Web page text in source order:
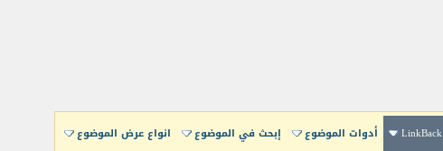
LinkBack أدوات الموضوع إبحث في الموضوع انواع عرض الموضوع